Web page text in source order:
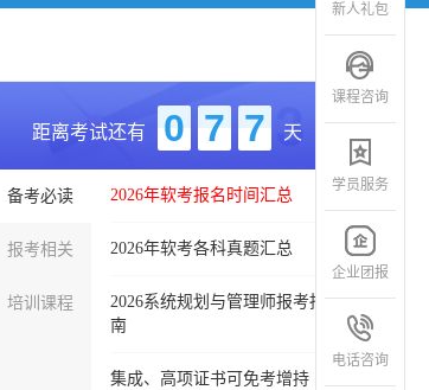
距离考试还有 0 7 7 天
备考必读
报考相关
培训课程
2026年软考报名时间汇总
2026年软考各科真题汇总
2026系统规划与管理师报考指
南
集成、高项证书可免考增持
新人礼包
课程咨询
学员服务
企业团报
电话咨询